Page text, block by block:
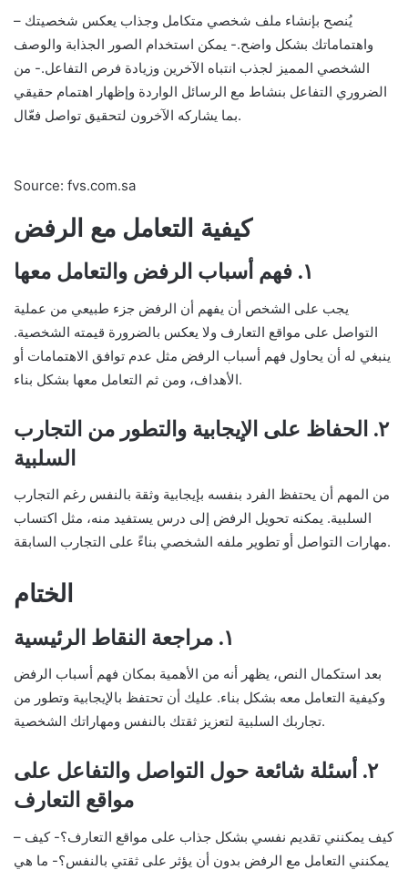
– يُنصح بإنشاء ملف شخصي متكامل وجذاب يعكس شخصيتك
واهتماماتك بشكل واضح.- يمكن استخدام الصور الجذابة والوصف
الشخصي المميز لجذب انتباه الآخرين وزيادة فرص التفاعل.- من
الضروري التفاعل بنشاط مع الرسائل الواردة وإظهار اهتمام حقيقي
بما يشاركه الآخرون لتحقيق تواصل فعّال.
Source: fvs.com.sa
كيفية التعامل مع الرفض
١. فهم أسباب الرفض والتعامل معها
يجب على الشخص أن يفهم أن الرفض جزء طبيعي من عملية
التواصل على مواقع التعارف ولا يعكس بالضرورة قيمته الشخصية.
ينبغي له أن يحاول فهم أسباب الرفض مثل عدم توافق الاهتمامات أو
الأهداف، ومن ثم التعامل معها بشكل بناء.
٢. الحفاظ على الإيجابية والتطور من التجارب
السلبية
من المهم أن يحتفظ الفرد بنفسه بإيجابية وثقة بالنفس رغم التجارب
السلبية. يمكنه تحويل الرفض إلى درس يستفيد منه، مثل اكتساب
مهارات التواصل أو تطوير ملفه الشخصي بناءً على التجارب السابقة.
الختام
١. مراجعة النقاط الرئيسية
بعد استكمال النص، يظهر أنه من الأهمية بمكان فهم أسباب الرفض
وكيفية التعامل معه بشكل بناء. عليك أن تحتفظ بالإيجابية وتطور من
تجاربك السلبية لتعزيز ثقتك بالنفس ومهاراتك الشخصية.
٢. أسئلة شائعة حول التواصل والتفاعل على
مواقع التعارف
– كيف يمكنني تقديم نفسي بشكل جذاب على مواقع التعارف؟- كيف
يمكنني التعامل مع الرفض بدون أن يؤثر على ثقتي بالنفس؟- ما هي